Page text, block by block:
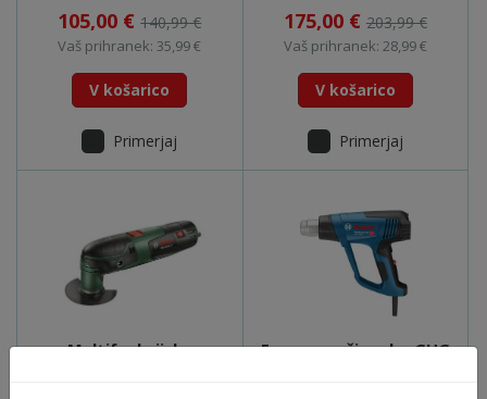
105,00 €140,99 €
Vaš prihranek: 35,99 €
V košarico
Primerjaj
175,00 € 203,99 €
Vaš prihranek: 28,99 €
V košarico
Primerjaj
Multifunkcijska
Fen na vroči zrak - GHG